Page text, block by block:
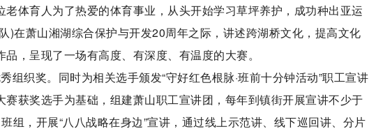
体育人为了热爱的体育事业，从头开始学习草坪养护，成功种出亚运
)在萧山湘湖综合保护与开发20周年之际，讲述跨湖桥文化，提高文化
，呈现了一场有高度、有深度、有温度的大赛。
组织奖。同时为相关选手颁发“守好红色根脉·班前十分钟活动”职工宣讲
获奖选手为基础，组建萧山职工宣讲团，每年到镇街开展宣讲不少于
组，开展“八八战略在身边”宣讲，通过线上示范讲、线下巡回讲、分片